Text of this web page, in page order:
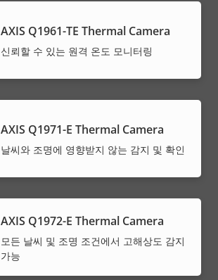
AXIS Q1961-TE Thermal Camera
신뢰할 수 있는 원격 온도 모니터링
AXIS Q1971-E Thermal Camera
날씨와 조명에 영향받지 않는 감지 및 확인
AXIS Q1972-E Thermal Camera
모든 날씨 및 조명 조건에서 고해상도 감지
가능